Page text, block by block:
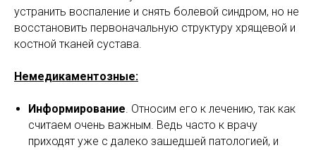
устранить воспаление и снять болевой синдром, но не
восстановить первоначальную структуру хрящевой и
костной тканей сустава.
Немедикаментозные:
Информирование. Относим его к лечению, так как
считаем очень важным. Ведь часто к врачу
приходят уже с далеко зашедшей патологией, и